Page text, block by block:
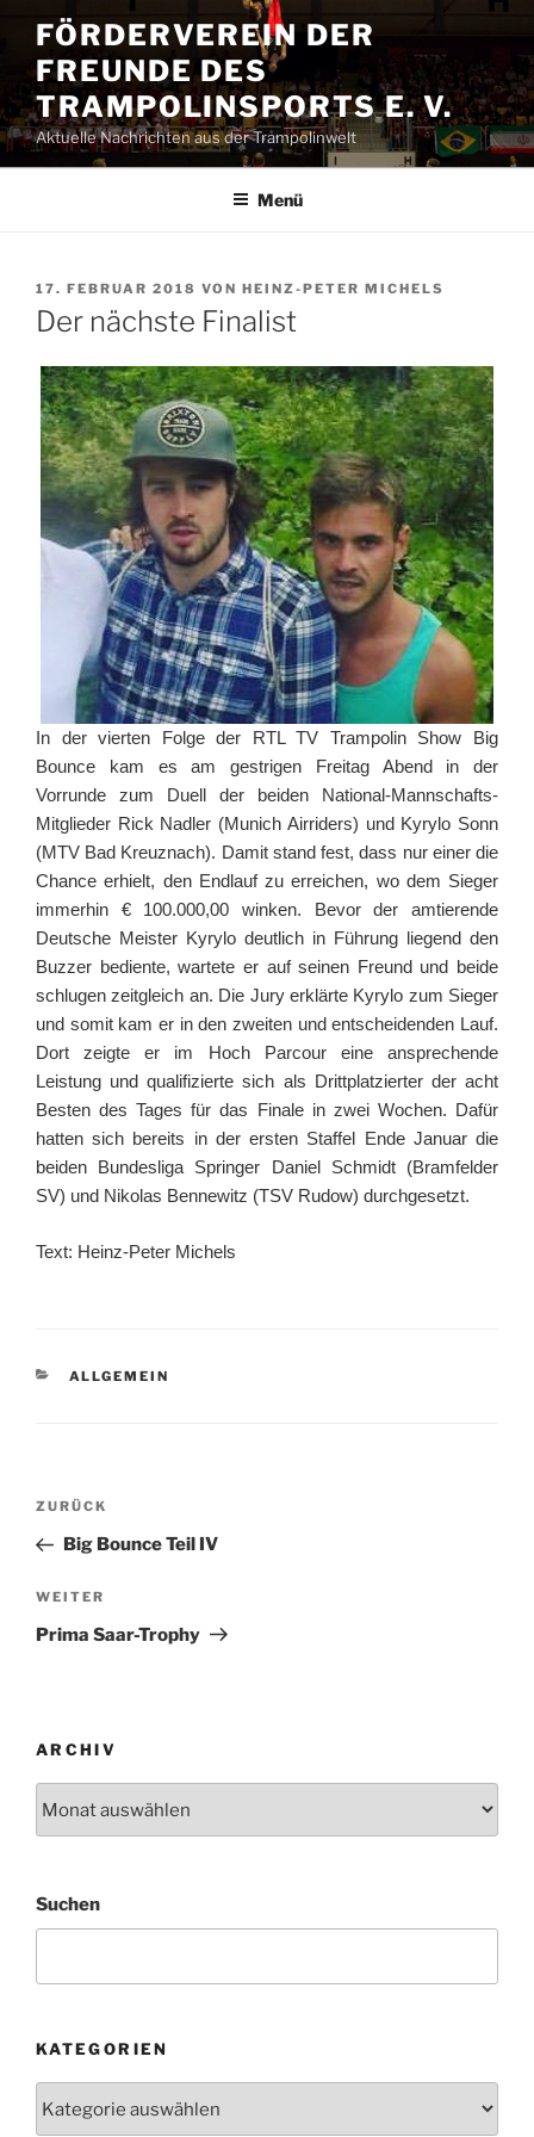
Inhalt
springen
FÖRDERVEREIN DER
FREUNDE DES
TRAMPOLINSPORTS E. V.
Aktuelle Nachrichten aus der Trampolinwelt
Menü
VERÖFFENTLICHT
AM
17. FEBRUAR 2018 VON HEINZ-PETER MICHELS
Der nächste Finalist
In der vierten Folge der RTL TV Trampolin Show Big
Bounce kam es am gestrigen Freitag Abend in der
Vorrunde zum Duell der beiden National-Mannschafts-
Mitglieder Rick Nadler (Munich Airriders) und Kyrylo Sonn
(MTV Bad Kreuznach). Damit stand fest, dass nur einer die
Chance erhielt, den Endlauf zu erreichen, wo dem Sieger
immerhin € 100.000,00 winken. Bevor der amtierende
Deutsche Meister Kyrylo deutlich in Führung liegend den
Buzzer bediente, wartete er auf seinen Freund und beide
schlugen zeitgleich an. Die Jury erklärte Kyrylo zum Sieger
und somit kam er in den zweiten und entscheidenden Lauf.
Dort zeigte er im Hoch Parcour eine ansprechende
Leistung und qualifizierte sich als Drittplatzierter der acht
Besten des Tages für das Finale in zwei Wochen. Dafür
hatten sich bereits in der ersten Staffel Ende Januar die
beiden Bundesliga Springer Daniel Schmidt (Bramfelder
SV) und Nikolas Bennewitz (TSV Rudow) durchgesetzt.
Text: Heinz-Peter Michels
KATEGORIEN
ALLGEMEIN
Beitragsnavigation
Vorheriger
Beitrag
ZURÜCK
Big Bounce Teil IV
Nächster
Beitrag
WEITER
Prima Saar-Trophy
ARCHIV
Suchen
KATEGORIEN